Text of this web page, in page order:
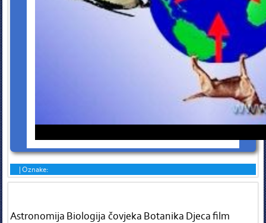
|Oznake:
Astronomija Biologija čovjeka Botanika Djeca film